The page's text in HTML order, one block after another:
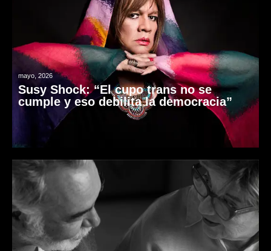
mayo, 2026
Susy Shock: “El cupo trans no se
cumple y eso debilita la democracia”